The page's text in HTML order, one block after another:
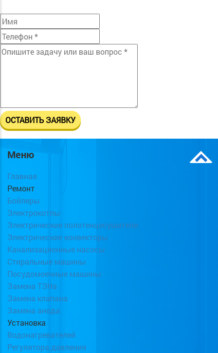
Меню
Главная
Ремонт
Бойлеры
Электрокотлы
Электрические полотенцесушители
Электрические конвекторы
Канализационные насосы
Стиральные машины
Посудомоечные машины
Замена ТЭНа
Замена клапана
Замена анода
Установка
Водонагревателей
Регулятора давления